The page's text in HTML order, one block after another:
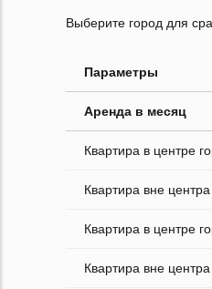
Выберите город для
Параметры
Аренда в месяц
Квартира в центре
Квартира вне
Квартира в центре
Квартира вне